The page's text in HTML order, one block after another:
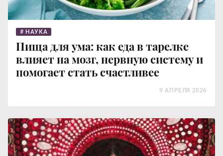
НАУКА
Пища для ума: как еда в тарелке
влияет на мозг, нервную систему и
помогает стать счастливее
9 АПРЕЛЯ 2026